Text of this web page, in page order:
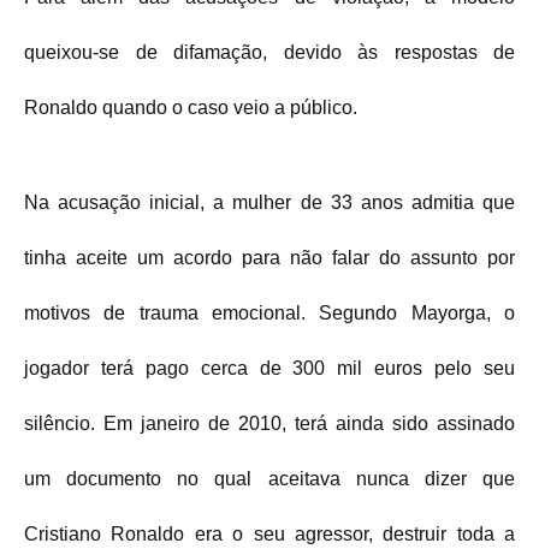
queixou-se de difamação, devido às respostas de
Ronaldo quando o caso veio a público.
Na acusação inicial, a mulher de 33 anos admitia que
tinha aceite um acordo para não falar do assunto por
motivos de trauma emocional. Segundo Mayorga, o
jogador terá pago cerca de 300 mil euros pelo seu
silêncio. Em janeiro de 2010, terá ainda sido assinado
um documento no qual aceitava nunca dizer que
Cristiano Ronaldo era o seu agressor, destruir toda a